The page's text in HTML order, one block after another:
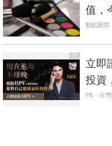
值，
觀點新聞
PR
立即
投資
PR・台